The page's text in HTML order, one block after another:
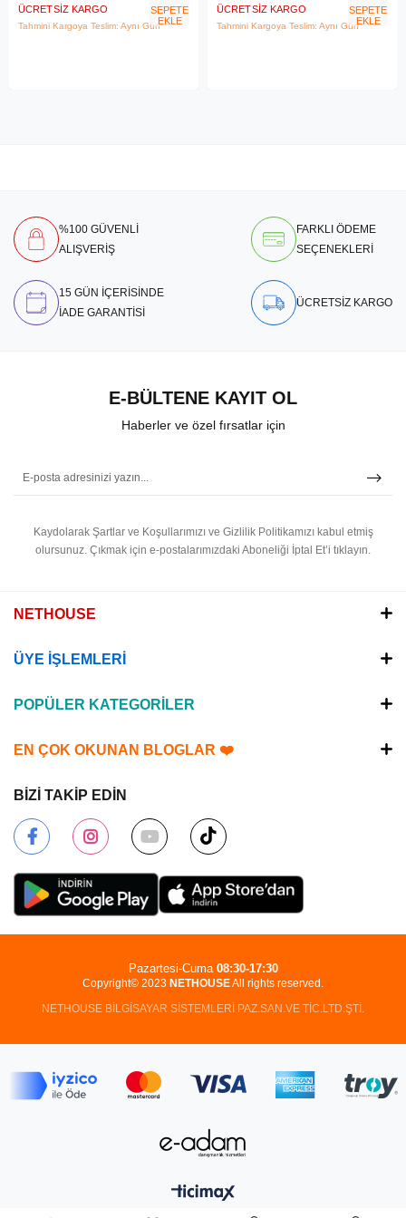
ÜCRETSIZ KARGO
Tahmini Kargoya Teslim: Aynı Gün
SEPETE
EKLE
ÜCRETSIZ KARGO
Tahmini Kargoya Teslim: Aynı Gün
SEPETE
EKLE
%100 GÜVENLİ
ALIŞVERİŞ
FARKLI ÖDEME
SEÇENEKLERİ
15 GÜN İÇERİSİNDE
İADE GARANTİSİ
ÜCRETSİZ KARGO
E-BÜLTENE KAYIT OL
Haberler ve özel fırsatlar için
Kaydolarak Şartlar ve Koşullarımızı ve Gizlilik Politikamızı kabul etmiş
olursunuz. Çıkmak için e-postalarımızdaki Aboneliği İptal Et’i tıklayın.
NETHOUSE
ÜYE İŞLEMLERİ
POPÜLER KATEGORİLER
EN ÇOK OKUNAN BLOGLAR ❤️
BİZİ TAKİP EDİN
Copyright© 2023 NETHOUSEAll rights reserved.
NETHOUSE BİLGİSAYAR SİSTEMLERİ PAZ.SAN.VE TİC.LTD.ŞTİ.
Pazartesi-Cuma 08:30-17:30